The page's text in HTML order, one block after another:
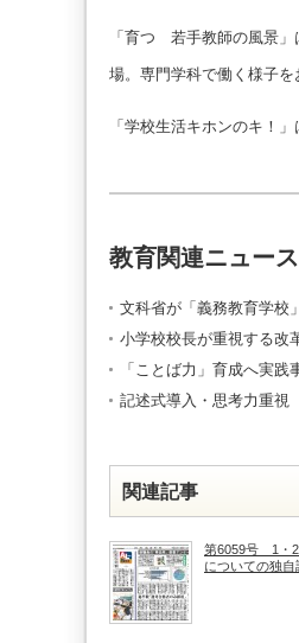
「育つ 若手教師の風景」
場。専門学科で働く様子を
「学校生活キホンのキ！
教育関連ニュース
文科省が「義務教育学校
小学校校長が重視する改
「ことば力」育成へ実
記述式導入・思考力重
関連記事
第6059号 1・2
についての独自